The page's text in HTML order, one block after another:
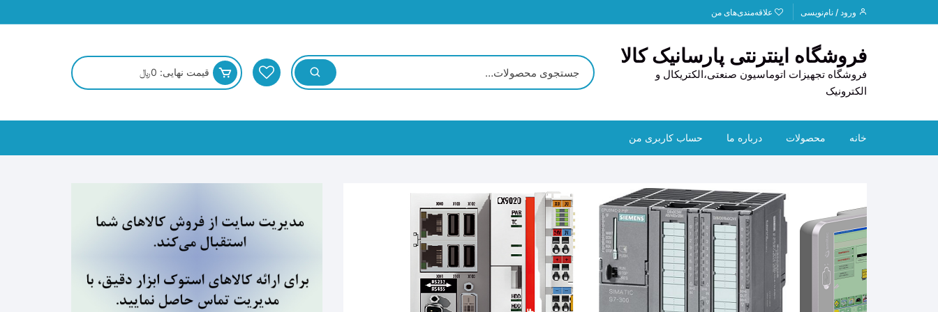
شدن
ورود / نام‌نویسی علاقه‌مندی‌های من
فروشگاه اینترنتی پارسانیک کالا
فروشگاه تجهیزات اتوماسیون صنعتی،الکتریکال و
الکترونیک
قیمت نهایی: 0﷼
خانه محصولات
GCAN
CPU
Coupler
I/O Module
تجهیزات استوک
ابزار دقیق ترانسمیتر ترانسمیتر فشار
ترانسمیتر رطوبت دیتا لاگر لوازم خودرو سنسور اکسیژن
درباره ما
قوانین و مقررات
راهنمای خرید
حساب کاربری من